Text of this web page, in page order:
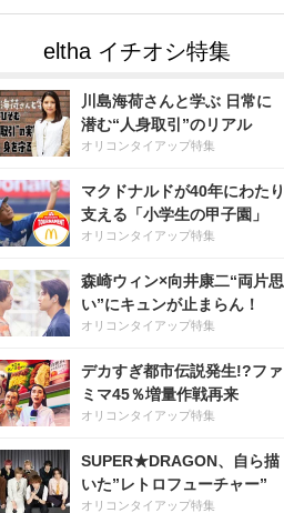
川島海荷さんと学ぶ 日常に
潜む“人身取引”のリアル
オリコンタイアップ特集
マクドナルドが40年にわたり
支える「小学生の甲子園」
オリコンタイアップ特集
森崎ウィン×向井康二“両片思
い”にキュンが止まらん！
オリコンタイアップ特集
デカすぎ都市伝説発生!?ファ
ミマ45％増量作戦再来
オリコンタイアップ特集
SUPER★DRAGON、自ら描
いた”レトロフューチャー”
オリコンタイアップ特集